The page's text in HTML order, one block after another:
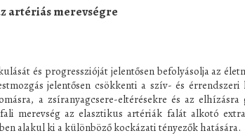
artériás merevségre
és progresszióját jelentősen befolyásolja az
jelentősen csökkenti a szív- és érrendszeri
a zsíranyagcsere-eltérésekre és az elhízásra
merevség az elasztikus artériák falát alkotó
alakul ki a különböző kockázati tényezők hatására.